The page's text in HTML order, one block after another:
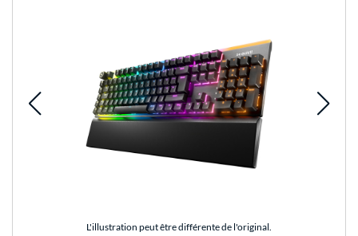
L'illustration peut être différente de l'original.